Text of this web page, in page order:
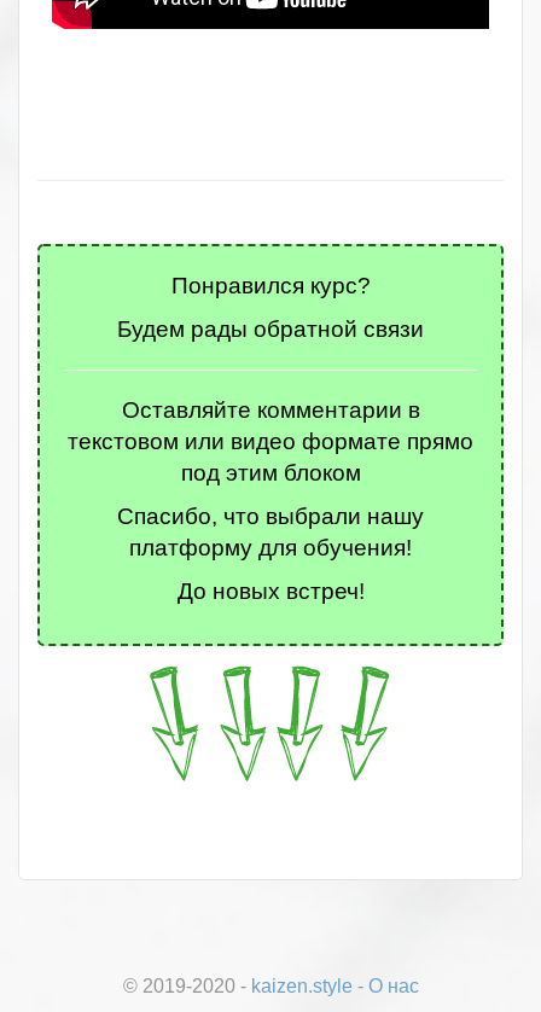
Понравился курс?
Будем рады обратной связи
Оставляйте комментарии в
текстовом или видео формате прямо
под этим блоком
Спасибо, что выбрали нашу
платформу для обучения!
До новых встреч!
© 2019-2020 - kaizen.style- О нас